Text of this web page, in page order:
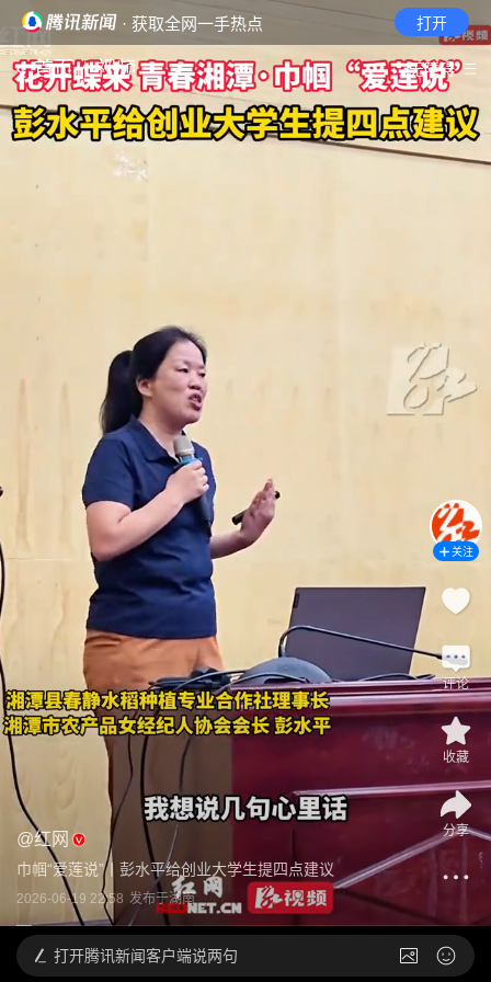
· 获取全网一手热点 打开
首页 视频 无障碍
@红网
巾帼“爱莲说”丨彭水平给创业大学生提四点建议
2026-06-19 22:58 发布于湖南
关注
评论
收藏
分享
打开腾讯新闻客户端说两句